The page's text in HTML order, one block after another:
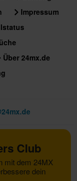
Impressum
Über 24mx.de
Club
mit dem 24MX
dein